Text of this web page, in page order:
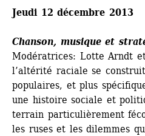
Jeudi 12 décembre 2013
Chanson, musique et
Modératrices: Lotte Arndt
l’altérité raciale se
populaires, et plus
une histoire sociale et
terrain particulièrement
les ruses et les dilemmes